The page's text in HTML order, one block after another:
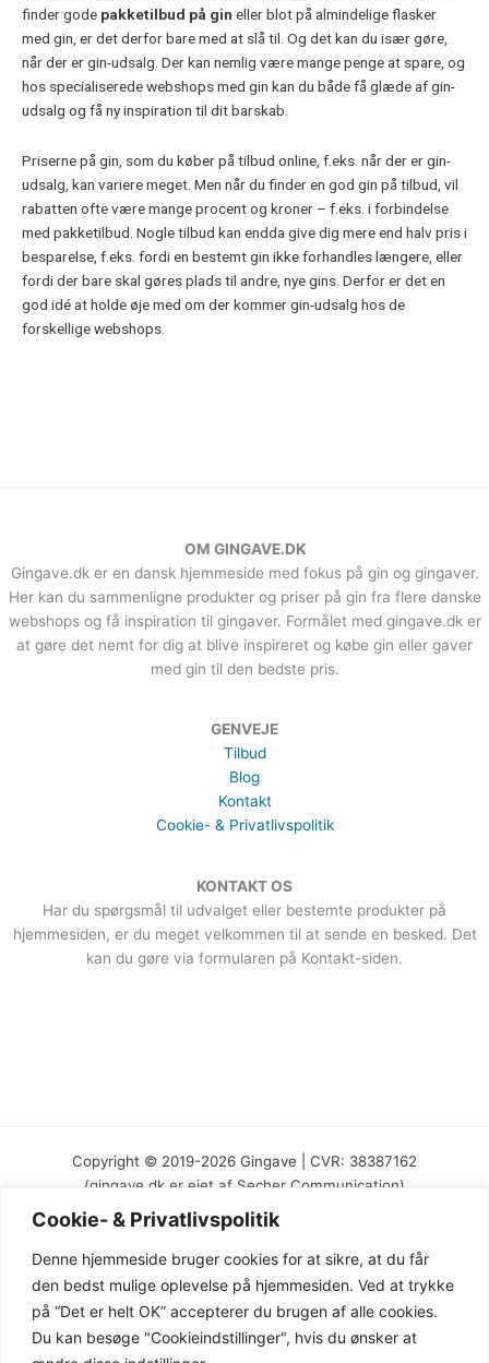
Cookie- & Privatlivspolitik
Denne hjemmeside bruger cookies for at sikre, at du får
den bedst mulige oplevelse på hjemmesiden. Ved at trykke
på “Det er helt OK” accepterer du brugen af alle cookies.
Du kan besøge "Cookieindstillinger", hvis du ønsker at
finder gode pakketilbud på gin eller blot på almindelige flasker
med gin, er det derfor bare med at slå til. Og det kan du især gøre,
når der er gin-udsalg. Der kan nemlig være mange penge at spare, og
hos specialiserede webshops med gin kan du både få glæde af gin-
udsalg og få ny inspiration til dit barskab.
Priserne på gin, som du køber på tilbud online, f.eks. når der er gin-
udsalg, kan variere meget. Men når du finder en god gin på tilbud, vil
rabatten ofte være mange procent og kroner – f.eks. i forbindelse
med pakketilbud. Nogle tilbud kan endda give dig mere end halv pris i
besparelse, f.eks. fordi en bestemt gin ikke forhandles længere, eller
fordi der bare skal gøres plads til andre, nye gins. Derfor er det en
god idé at holde øje med om der kommer gin-udsalg hos de
forskellige webshops.
OM GINGAVE.DK
Gingave.dk er en dansk hjemmeside med fokus på gin og gingaver.
Her kan du sammenligne produkter og priser på gin fra flere danske
webshops og få inspiration til gingaver. Formålet med gingave.dk er
at gøre det nemt for dig at blive inspireret og købe gin eller gaver
med gin til den bedste pris.
GENVEJE
Tilbud
Blog
Kontakt
Cookie- & Privatlivspolitik
KONTAKT OS
Har du spørgsmål til udvalget eller bestemte produkter på
hjemmesiden, er du meget velkommen til at sende en besked. Det
kan du gøre via formularen på Kontakt-siden.
Copyright © 2019-2026 Gingave | CVR: 38387162
(gingave.dk er ejet af Secher Communication)